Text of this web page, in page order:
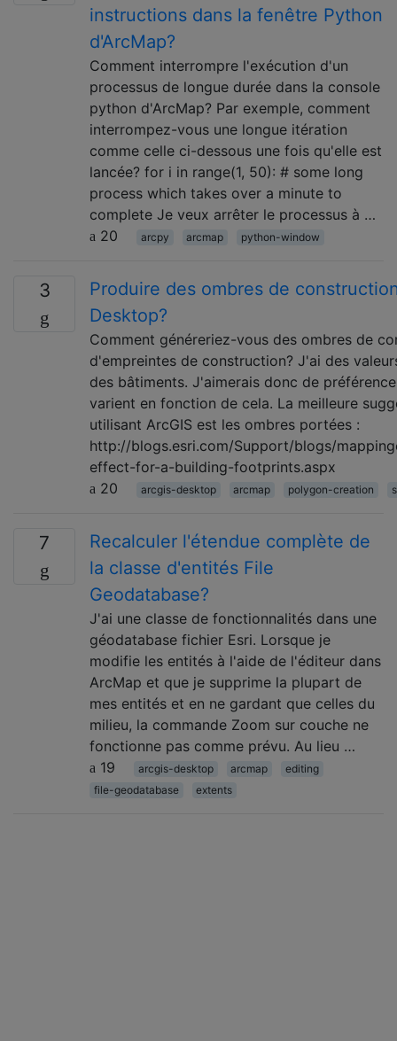
instructions dans la fenêtre Python
d'ArcMap?
Comment interrompre l'exécution d'un
processus de longue durée dans la console
python d'ArcMap? Par exemple, comment
interrompez-vous une longue itération
comme celle ci-dessous une fois qu'elle est
lancée? for i in range(1, 50): # some long
process which takes over a minute to
complete Je veux arrêter le processus à …
20
arcpy arcmap python-window
3
Produire des ombres de
Desktop?
Comment généreriez-vous des ombres de
d'empreintes de construction? J'ai des
des bâtiments. J'aimerais donc de
varient en fonction de cela. La meilleure
utilisant ArcGIS est les ombres portées :
http://blogs.esri.com/Support/blogs/
effect-for-a-building-footprints.aspx
20
arcgis-desktop arcmap polygon-creation
7
Recalculer l'étendue complète de
la classe d'entités File
Geodatabase?
J'ai une classe de fonctionnalités dans une
géodatabase fichier Esri. Lorsque je
modifie les entités à l'aide de l'éditeur dans
ArcMap et que je supprime la plupart de
mes entités et en ne gardant que celles du
milieu, la commande Zoom sur couche ne
fonctionne pas comme prévu. Au lieu …
19
arcgis-desktop arcmap
editing
file-geodatabase
extents